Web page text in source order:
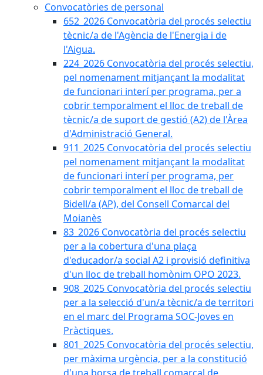
Convocatòries de personal
652_2026 Convocatòria del procés selectiu
tècnic/a de l'Agència de l'Energia i de
l'Aigua.
224_2026 Convocatòria del procés selectiu,
pel nomenament mitjançant la modalitat
de funcionari interí per programa, per a
cobrir temporalment el lloc de treball de
tècnic/a de suport de gestió (A2) de l'Àrea
d'Administració General.
911_2025 Convocatòria del procés selectiu
pel nomenament mitjançant la modalitat
de funcionari interí per programa, per
cobrir temporalment el lloc de treball de
Bidell/a (AP), del Consell Comarcal del
Moianès
83_2026 Convocatòria del procés selectiu
per a la cobertura d'una plaça
d'educador/a social A2 i provisió definitiva
d'un lloc de treball homònim OPO 2023.
908_2025 Convocatòria del procés selectiu
per a la selecció d'un/a tècnic/a de territori
en el marc del Programa SOC-Joves en
Pràctiques.
801_2025 Convocatòria del procés selectiu,
per màxima urgència, per a la constitució